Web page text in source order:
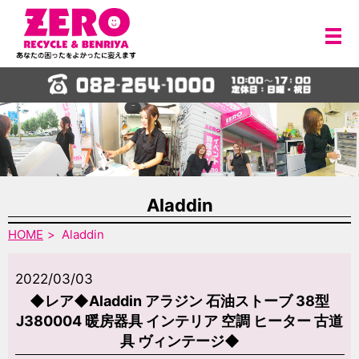
メ
Aladdin
HOME Aladdin
2022/03/03
◆レア◆Aladdin アラジン 石油ストーブ 38型
J380004 暖房器具 インテリア 空調 ヒーター 古道
具 ヴィンテージ◆